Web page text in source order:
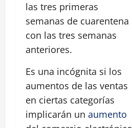
las tres primeras
semanas de cuarentena
con las tres semanas
anteriores.
Es una incógnita si los
aumentos de las ventas
en ciertas categorías
implicarán un aumento